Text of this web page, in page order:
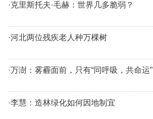
·克里斯托夫·毛赫：世界几多脆弱？
·河北两位残疾老人种万棵树
·万澍：雾霾面前，只有“同呼吸，共命运”
·李慧：造林绿化如何因地制宜